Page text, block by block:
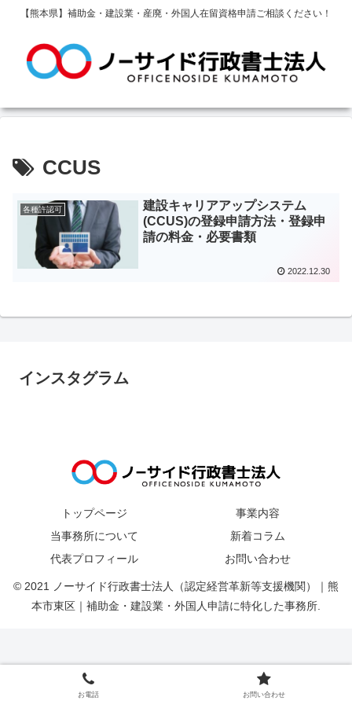
【熊本県】補助金・建設業・産廃・外国人在留資格申請ご相談ください！
CCUS
各種許認可
建設キャリアアップシステム
(CCUS)の登録申請方法・登録申
請の料金・必要書類
2022.12.30
インスタグラム
トップページ
事業内容
当事務所について
新着コラム
代表プロフィール
お問い合わせ
© 2021 ノーサイド行政書士法人（認定経営革新等支援機関）｜熊
本市東区｜補助金・建設業・外国人申請に特化した事務所.
お電話 お問い合わせ